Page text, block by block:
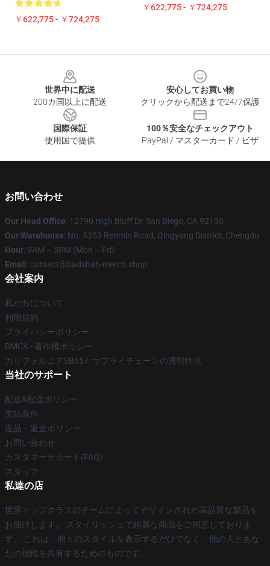
￥622,775 - ￥724,275
￥622,775 - ￥724,275
世界中に配送
200カ国以上に配送
安心してお買い物
クリックから配送まで24/7保護
国際保証
使用国で提供
100％安全なチェックアウト
PayPal / マスターカード / ビザ
お問い合わせ
Our Head Office: 12790 High Bluff Dr, San Diego, CA 92130
Our Warehouse: No. 5353 Renmin Road, Qingyang District, Chengdu
Hour: 9AM – 5PM (Mon – Fri)
Email : contact@badshah-merch.shop
会社案内
私たちについて
利用規約
プライバシーポリシー
DMCA - 著作権ポリシー
カリフォルニアSB657: サプライチェーンの透明性法
当社のサポート
配送&配送ポリシー
支払条件
返品・返金ポリシー
お問い合わせ
カスタマーサポート(FAQ)
スタッフ
私達の店
世界トップクラスのチームによってデザインされた高品質な製品を
お届けします。 スタイリッシュで綺麗な商品をご用意しておりま
す。 これは、個々のスタイルを表示するだけでなく、他の人とあな
たの個性を共有するためのものです。